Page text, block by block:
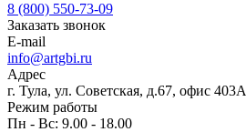
8 (800) 550-73-09
Заказать звонок
E-mail
info@artgbi.ru
Адрес
г. Тула, ул. Советская, д.67, офис 403А
Режим работы
Пн - Вс: 9.00 - 18.00